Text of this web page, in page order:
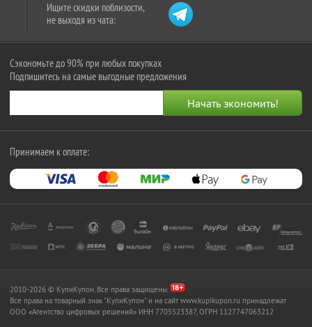
Ищите скидки поблизости,
не выходя из чата:
Сэкономьте до 90% при любых покупках
Подпишитесь на самые выгодные предложения
Принимаем к оплате:
2010-2026 © КупиКупон. Все права защищены.
Все права на товарный знак "КупиКупон" и на сайт www.kupikupon.ru принадлежат
OOO «Агентство цифровых решений» ИНН 7705523387, ОГРН 1127747063212